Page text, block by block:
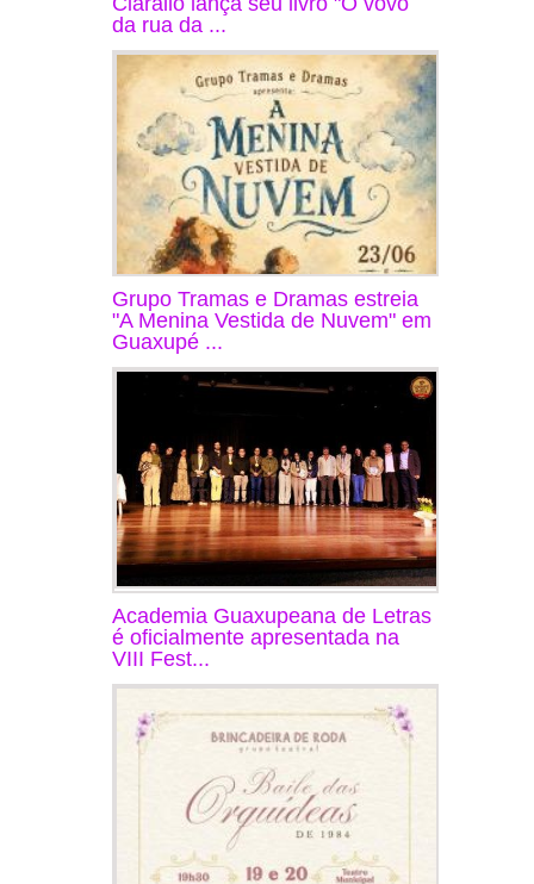
da rua da ...
Grupo Tramas e Dramas estreia
"A Menina Vestida de Nuvem" em
Guaxupé ...
Academia Guaxupeana de Letras
é oficialmente apresentada na
VIII Fest...